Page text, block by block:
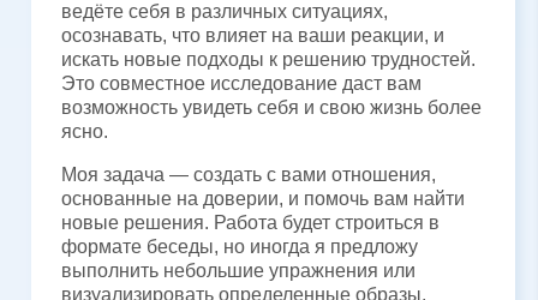
ведёте себя в различных ситуациях,
осознавать, что влияет на ваши реакции, и
искать новые подходы к решению трудностей.
Это совместное исследование даст вам
возможность увидеть себя и свою жизнь более
ясно.
Моя задача — создать с вами отношения,
основанные на доверии, и помочь вам найти
новые решения. Работа будет строиться в
формате беседы, но иногда я предложу
выполнить небольшие упражнения или
визуализировать определенные образы.